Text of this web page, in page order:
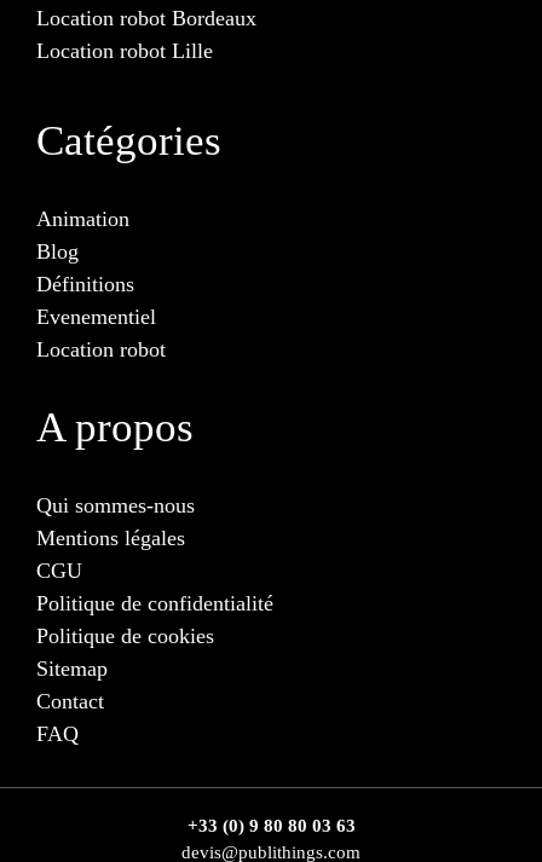
Location robot Bordeaux
Location robot Lille
Catégories
Animation
Blog
Définitions
Evenementiel
Location robot
A propos
Qui sommes-nous
Mentions légales
CGU
Politique de confidentialité
Politique de cookies
Sitemap
Contact
FAQ
+33 (0) 9 80 80 03 63
devis@publithings.com